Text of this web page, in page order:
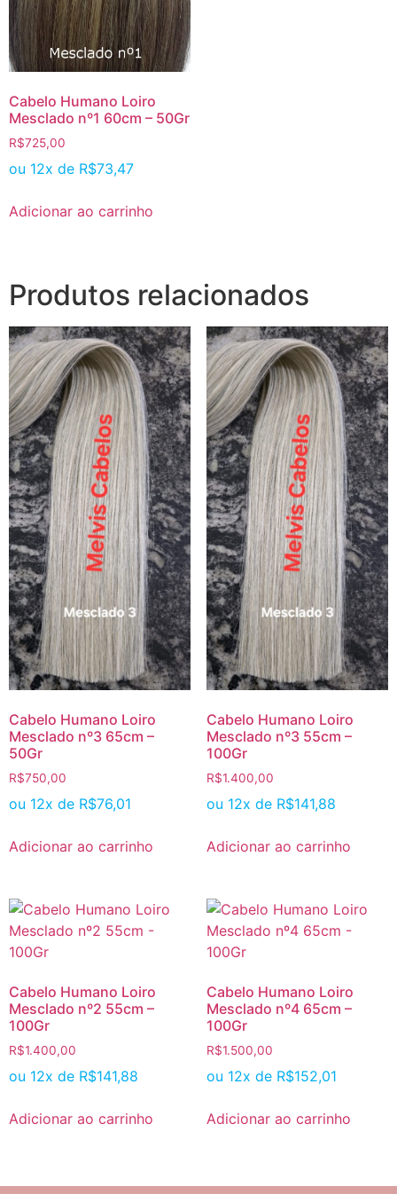
Cabelo Humano Loiro
Mesclado nº1 60cm – 50Gr
R$725,00
ou 12x de R$73,47
Adicionar ao carrinho
Produtos relacionados
Cabelo Humano Loiro
Mesclado nº3 65cm –
50Gr
R$750,00
ou 12x de R$76,01
Adicionar ao carrinho
Cabelo Humano Loiro
Mesclado nº3 55cm –
100Gr
R$1.400,00
ou 12x de R$141,88
Adicionar ao carrinho
Cabelo Humano Loiro
Mesclado nº2 55cm –
100Gr
R$1.400,00
ou 12x de R$141,88
Adicionar ao carrinho
Cabelo Humano Loiro
Mesclado nº4 65cm –
100Gr
R$1.500,00
ou 12x de R$152,01
Adicionar ao carrinho